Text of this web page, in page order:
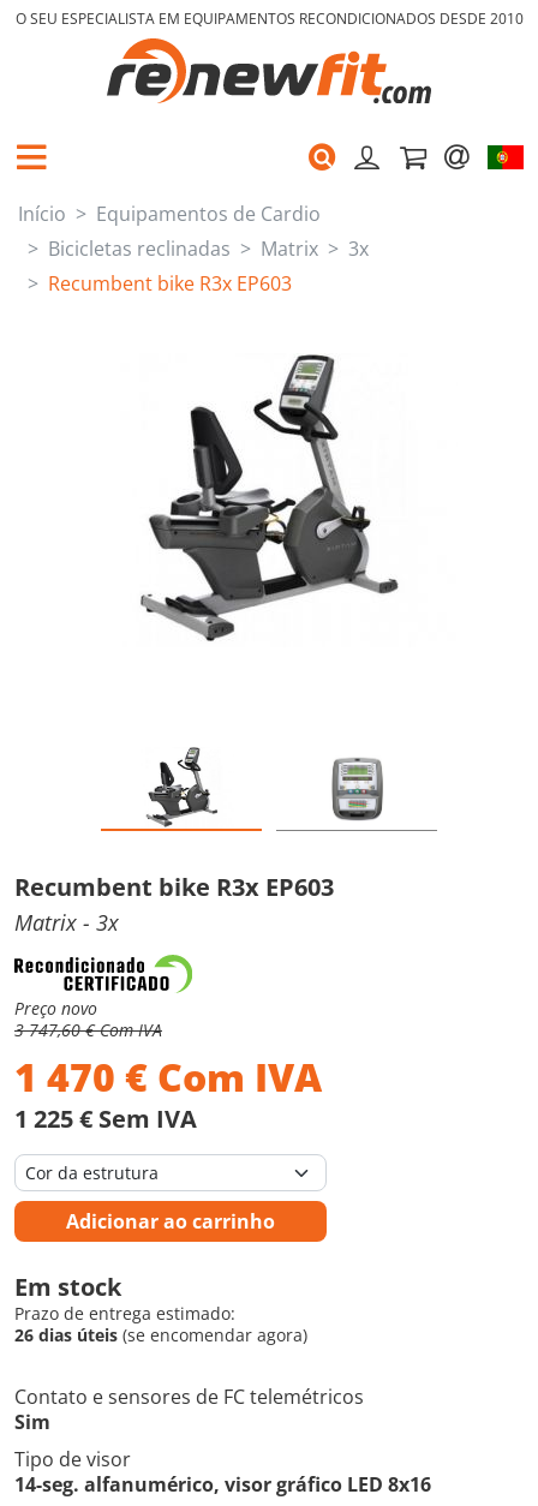
O SEU ESPECIALISTA EM EQUIPAMENTOS RECONDICIONADOS DESDE 2010
Início
Equipamentos de Cardio
Bicicletas reclinadas
Matrix
3x
Recumbent bike R3x EP603
Recumbent bike R3x EP603
Matrix - 3x
Preço novo
3 747,60 € Com IVA
1 470 € Com IVA
1 225 € Sem IVA
Adicionar ao carrinho
Em stock
Prazo de entrega estimado:
26 dias úteis (se encomendar agora)
Contato e sensores de FC telemétricos
Sim
Tipo de visor
14-seg. alfanumérico, visor gráfico LED 8x16